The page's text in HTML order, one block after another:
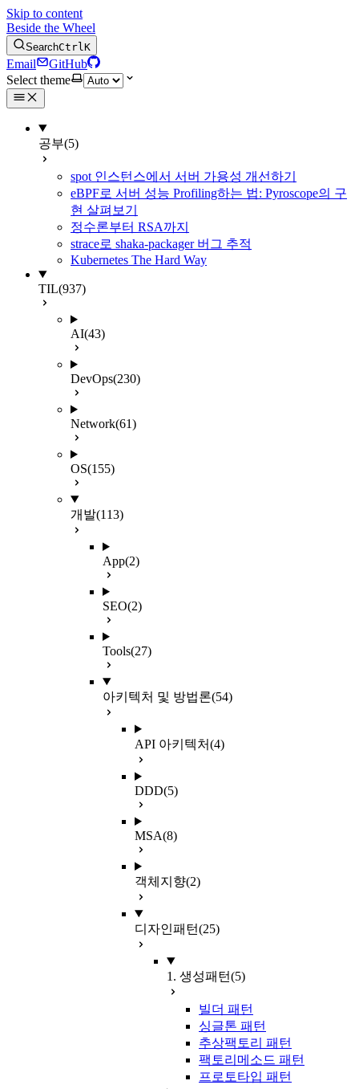
Skip to content
Beside the Wheel
SearchCtrlK
Email
GitHub
Select theme
공부(5)
spot 인스턴스에서 서버 가용성 개선하기
eBPF로 서버 성능 Profiling하는 법: Pyroscope의 구
현 살펴보기
정수론부터 RSA까지
strace로 shaka-packager 버그 추적
Kubernetes The Hard Way
TIL(937)
AI(43)
DevOps(230)
Network(61)
OS(155)
개발(113)
App(2)
SEO(2)
Tools(27)
아키텍처 및 방법론(54)
API 아키텍처(4)
DDD(5)
MSA(8)
객체지향(2)
디자인패턴(25)
1. 생성패턴(5)
빌더 패턴
싱글톤 패턴
추상팩토리 패턴
팩토리메소드 패턴
프로토타입 패턴